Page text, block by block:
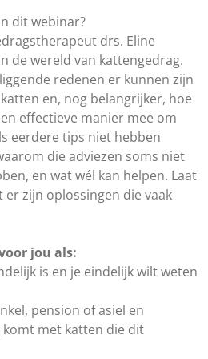
dit webinar?
drs. Eline
de wereld van kattengedrag.
redenen er kunnen zijn
en, nog belangrijker, hoe
effectieve manier mee om
eerdere tips niet hebben
die adviezen soms niet
en wat wél kan helpen. Laat
zijn oplossingen die vaak
jou als:
is en je eindelijk wilt weten
pension of asiel en
met katten die dit